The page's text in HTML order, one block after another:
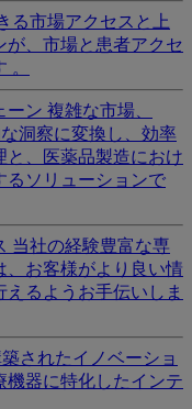
る市場アクセスと上
が、市場と患者アクセ
。
ーン 複雑な市場、
洞察に変換し、効率
と、医薬品製造におけ
るソリューションで
当社の経験豊富な専
、お客様がより良い情
るようお手伝いしま
されたイノベーショ
機器に特化したインテ